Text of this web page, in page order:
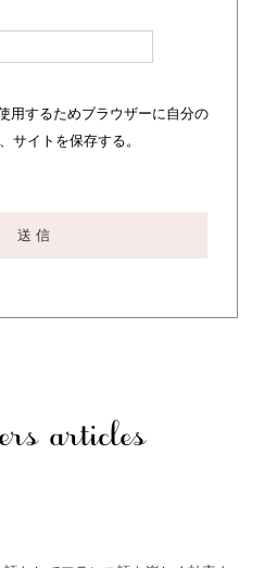
用するためブラウザーに自分の
サイトを保存する。
articles